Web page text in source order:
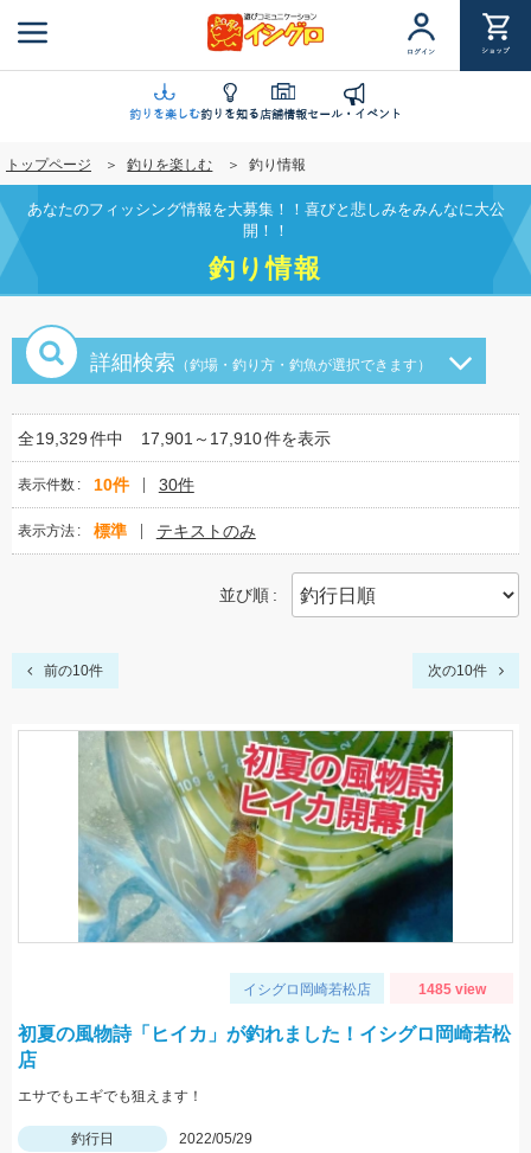
ン
に
移
動
ログイン ショップ
釣りを楽しむ釣りを知る店舗情報セール・イベント
トップページ 釣りを楽しむ 釣り情報
あなたのフィッシング情報を大募集！！喜びと悲しみをみんなに大公
開！！
釣り情報
詳細検索 （釣場・釣り方・釣魚が選択できます）
全19,329件中 17,901～17,910件を表示
表示件数 10件 30件
表示方法 標準 テキストのみ
並び順
前の10件 次の10件
イシグロ岡崎若松店 1485 view
初夏の風物詩「ヒイカ」が釣れました！イシグロ岡崎若松
店
エサでもエギでも狙えます！
釣行日
2022/05/29